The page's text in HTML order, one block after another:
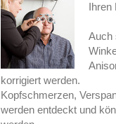
Ihren
Auch
korrigiert werden.
Kopfschmerzen,
werden entdeckt und